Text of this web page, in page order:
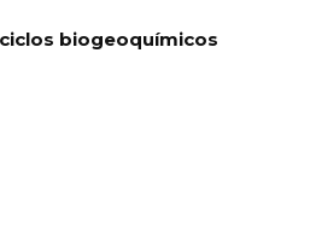
biogeoquímicos